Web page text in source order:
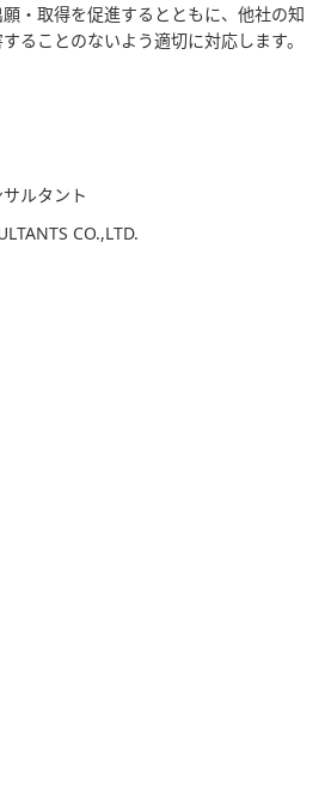
・取得を促進するとともに、他社の知
ることのないよう適切に対応します。
ルタント
CO.,LTD.